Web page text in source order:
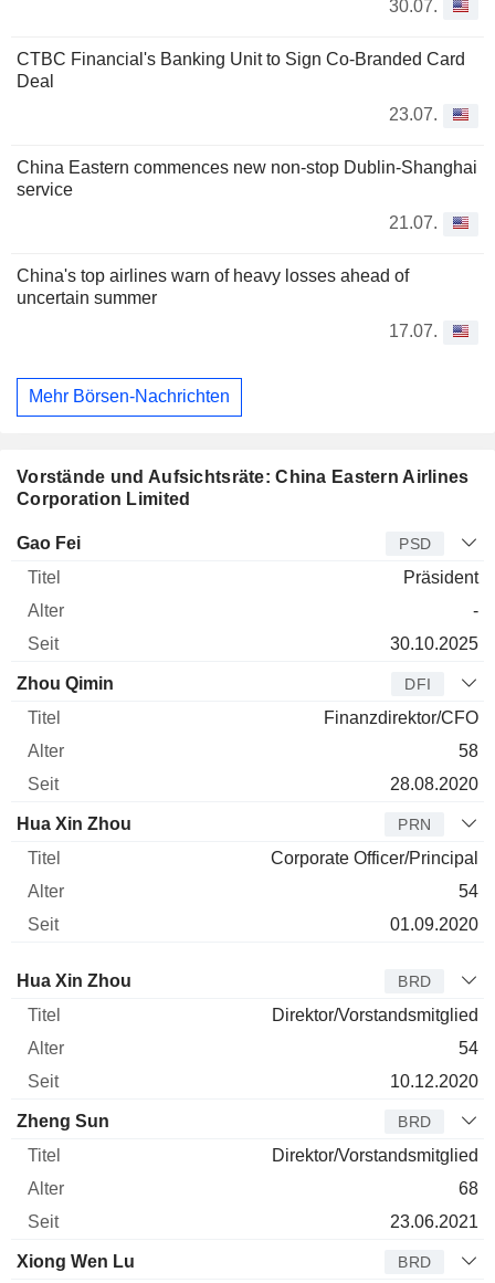
30.07.
CTBC Financial's Banking Unit to Sign Co-Branded Card
Deal
23.07.
China Eastern commences new non-stop Dublin-Shanghai
service
21.07.
China's top airlines warn of heavy losses ahead of
uncertain summer
17.07.
Mehr Börsen-Nachrichten
Vorstände und Aufsichtsräte: China Eastern Airlines
Corporation Limited
Manager
Gao Fei PSD
Präsident
-
30.10.2025
Zhou Qimin DFI
Finanzdirektor/CFO
58
28.08.2020
Hua Xin Zhou PRN
Corporate Officer/Principal
54
01.09.2020
Verwaltungsratsmitglied
Hua Xin Zhou BRD
Direktor/Vorstandsmitglied
54
10.12.2020
Zheng Sun BRD
Direktor/Vorstandsmitglied
68
23.06.2021
Xiong Wen Lu BRD